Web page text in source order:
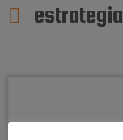
contenido